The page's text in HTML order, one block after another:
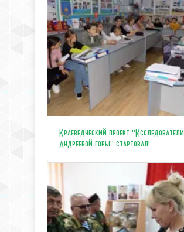
Краеведческий проект "Исследователи
Андреевой горы" стартовал!